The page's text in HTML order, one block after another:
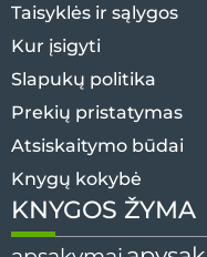
Taisyklės ir sąlygos
Kur įsigyti
Slapukų politika
Prekių pristatymas
Atsiskaitymo būdai
Knygų kokybė
KNYGOS ŽYMA